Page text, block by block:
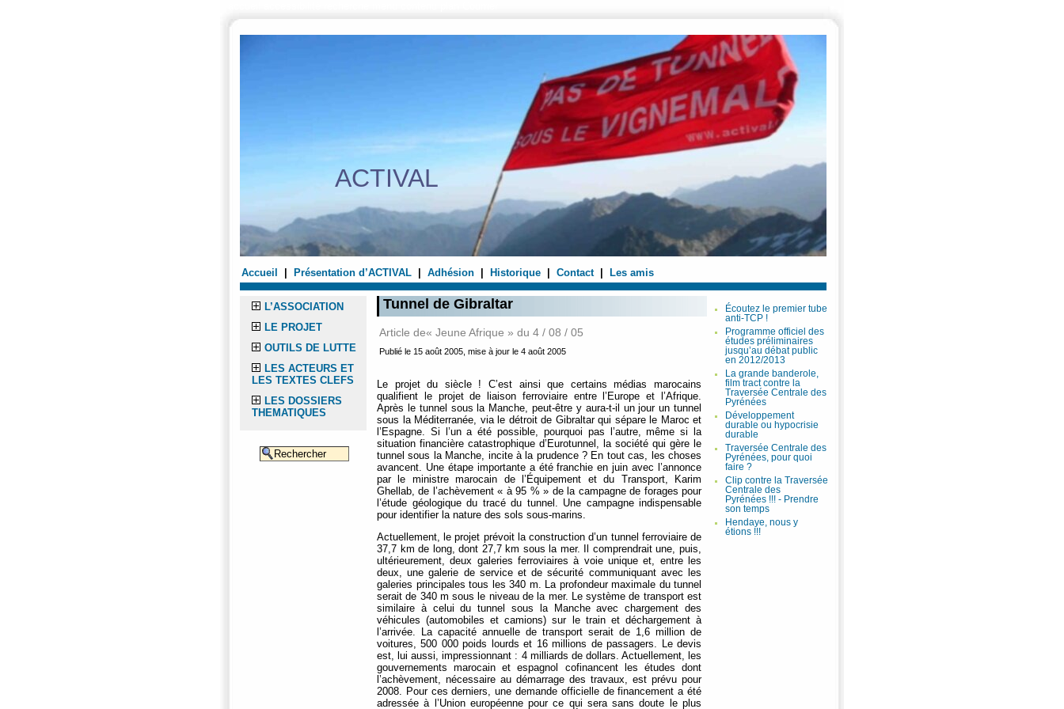
ACTIVAL
Accueil Présentation d’ACTIVAL Adhésion Historique Contact Les amis
L’ASSOCIATION
LE PROJET
OUTILS DE LUTTE
LES ACTEURS ET
LES TEXTES CLEFS
LES DOSSIERS
THEMATIQUES
Écoutez le premier tube
anti-TCP !
Programme officiel des
études préliminaires
jusqu’au débat public
en 2012/2013
La grande banderole,
film tract contre la
Traversée Centrale des
Pyrénées
Développement
durable ou hypocrisie
durable
Traversée Centrale des
Pyrénées, pour quoi
faire ?
Clip contre la Traversée
Centrale des
Pyrénées !!! - Prendre
son temps
Hendaye, nous y
étions !!!
Tunnel de Gibraltar
Article de« Jeune Afrique » du 4 / 08 / 05
Publié le 15 août 2005, mise à jour le 4 août 2005
Le projet du siècle ! C’est ainsi que certains médias marocains
qualifient le projet de liaison ferroviaire entre l’Europe et l’Afrique.
Après le tunnel sous la Manche, peut-être y aura-t-il un jour un tunnel
sous la Méditerranée, via le détroit de Gibraltar qui sépare le Maroc et
l’Espagne. Si l’un a été possible, pourquoi pas l’autre, même si la
situation financière catastrophique d’Eurotunnel, la société qui gère le
tunnel sous la Manche, incite à la prudence ? En tout cas, les choses
avancent. Une étape importante a été franchie en juin avec l’annonce
par le ministre marocain de l’Équipement et du Transport, Karim
Ghellab, de l’achèvement « à 95 % » de la campagne de forages pour
l’étude géologique du tracé du tunnel. Une campagne indispensable
pour identifier la nature des sols sous-marins.
Actuellement, le projet prévoit la construction d’un tunnel ferroviaire de
37,7 km de long, dont 27,7 km sous la mer. Il comprendrait une, puis,
ultérieurement, deux galeries ferroviaires à voie unique et, entre les
deux, une galerie de service et de sécurité communiquant avec les
galeries principales tous les 340 m. La profondeur maximale du tunnel
serait de 340 m sous le niveau de la mer. Le système de transport est
similaire à celui du tunnel sous la Manche avec chargement des
véhicules (automobiles et camions) sur le train et déchargement à
l’arrivée. La capacité annuelle de transport serait de 1,6 million de
voitures, 500 000 poids lourds et 16 millions de passagers. Le devis
est, lui aussi, impressionnant : 4 milliards de dollars. Actuellement, les
gouvernements marocain et espagnol cofinancent les études dont
l’achèvement, nécessaire au démarrage des travaux, est prévu pour
2008. Pour ces derniers, une demande officielle de financement a été
adressée à l’Union européenne pour ce qui sera sans doute le plus